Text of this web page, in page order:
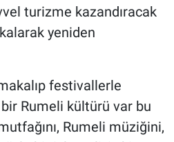
turizme kazandıracak
yeniden
festivallerle
Rumeli kültürü var bu
Rumeli müziğini,